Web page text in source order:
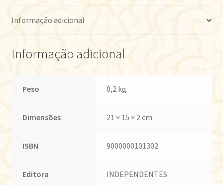
Informação adicional
Informação adicional
Peso 0,2 kg
Dimensões 21 × 15 × 2 cm
ISBN 9000000101302
Editora INDEPENDENTES